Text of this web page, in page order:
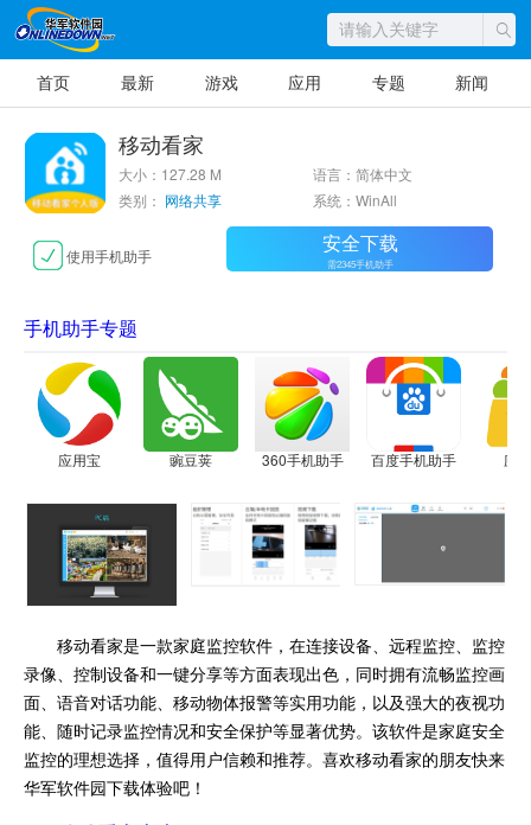
首页 最新 游戏 应用 专题 新闻
移动看家
大小：127.28 M
语言：简体中文
类别： 网络共享 系统：WinAll
使用手机助手 安全下载
需2345手机助手
手机助手专题
应用宝 豌豆荚 360手机助手 百度手机助手 应
移动看家是一款家庭监控软件，在连接设备、远程监控、监控
录像、控制设备和一键分享等方面表现出色，同时拥有流畅监控画
面、语音对话功能、移动物体报警等实用功能，以及强大的夜视功
能、随时记录监控情况和安全保护等显著优势。该软件是家庭安全
监控的理想选择，值得用户信赖和推荐。喜欢移动看家的朋友快来
华军软件园下载体验吧！